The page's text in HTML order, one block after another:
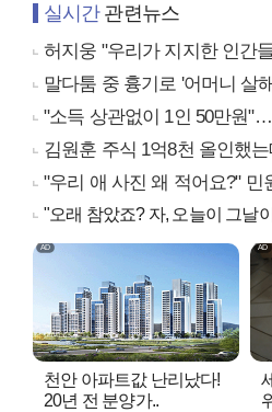
실시간관련뉴스
허지웅 "우리가 지지한 인간들
말다툼 중 흉기로 '어머니 살
"소득 상관없이 1인 50만원
김원훈 주식 1억8천 올인했
"우리 애 사진 왜 적어요?"
"오래 참았죠? 자, 오늘이 그날
천안 아파트값 난리났다!
20년 전 분양가..